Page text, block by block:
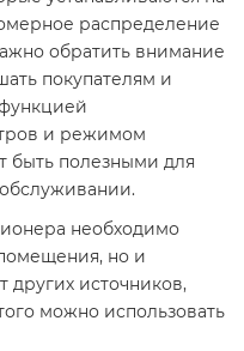
распределение
обратить внимание
покупателям и
и режимом
быть полезными для
необходимо
но и
других источников,
можно использовать